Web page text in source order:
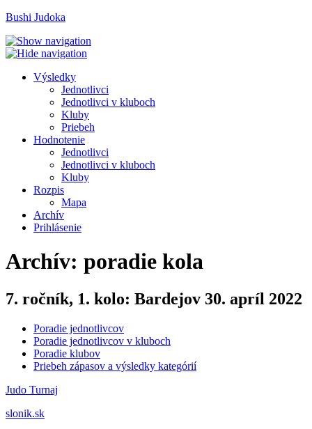
Bushi Judoka
Výsledky
Jednotlivci
Jednotlivci v kluboch
Kluby
Priebeh
Hodnotenie
Jednotlivci
Jednotlivci v kluboch
Kluby
Rozpis
Mapa
Archív
Prihlásenie
Archív: poradie kola
7. ročník, 1. kolo: Bardejov 30. apríl 2022
Poradie jednotlivcov
Poradie jednotlivcov v kluboch
Poradie klubov
Priebeh zápasov a výsledky kategórií
Judo Turnaj
slonik.sk